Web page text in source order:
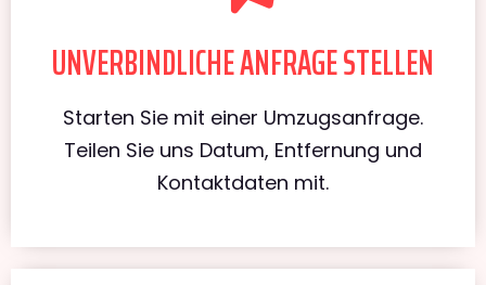
UNVERBINDLICHE ANFRAGE STELLEN
Starten Sie mit einer Umzugsanfrage.
Teilen Sie uns Datum, Entfernung und
Kontaktdaten mit.